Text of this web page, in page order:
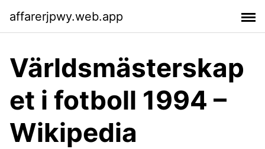
affarerjpwy.web.app
Världsmästerskap
et i fotboll 1994 –
Wikipedia